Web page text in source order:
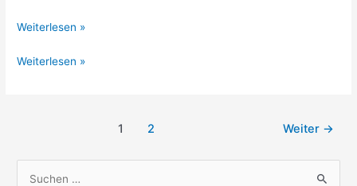
MVE
neuen
Weiterlesen »
MVE
Weiterlesen »
Beiträge
1 2 Weiter →